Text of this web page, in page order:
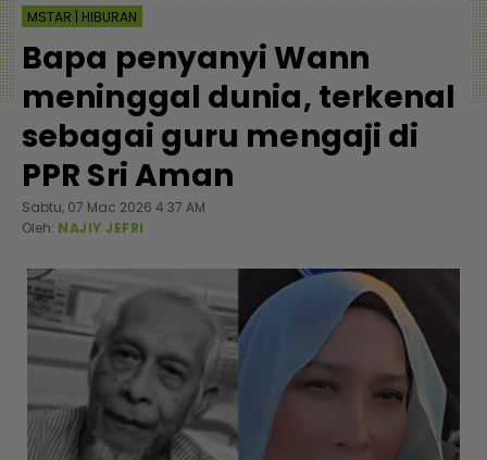
MSTAR | HIBURAN
Bapa penyanyi Wann
meninggal dunia, terkenal
sebagai guru mengaji di
PPR Sri Aman
Sabtu, 07 Mac 2026 4:37 AM
Oleh: NAJIY JEFRI